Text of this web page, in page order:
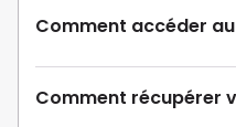
Comment accéder
Comment récupérer